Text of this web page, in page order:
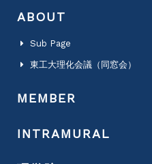
ABOUT
Sub Page
東工大理化会議（同窓会）
MEMBER
INTRAMURAL